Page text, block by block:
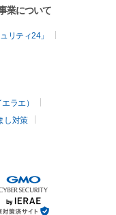
業について
リティ24」
ラエ）
し対策